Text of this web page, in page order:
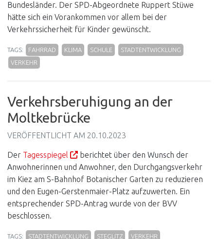
Bundesländer. Der SPD-Abgeordnete Ruppert Stüwe
hätte sich ein Vorankommen vor allem bei der
Verkehrssicherheit für Kinder gewünscht.
TAGS: FAHRRAD KLIMA SCHULE
STADTENTWICKLUNG
VERKEHR
Verkehrsberuhigung an der
Moltkebrücke
VERÖFFENTLICHT AM 20.10.2023
Der Tagesspiegel
berichtet über den Wunsch der
Anwohnerinnen und Anwohner, den Durchgangsverkehr
im Kiez am S-Bahnhof Botanischer Garten zu reduzieren
und den Eugen-Gerstenmaier-Platz aufzuwerten. Ein
entsprechender SPD-Antrag wurde von der BVV
beschlossen.
TAGS: STADTENTWICKLUNG STEGLITZ VERKEHR